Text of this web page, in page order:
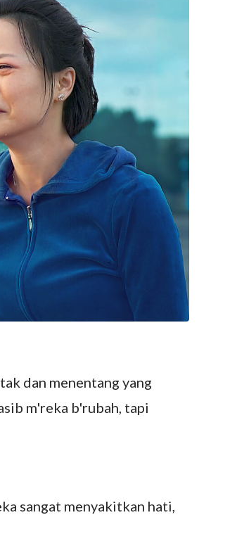
dan menentang yang
m'reka b'rubah, tapi
sangat menyakitkan hati,